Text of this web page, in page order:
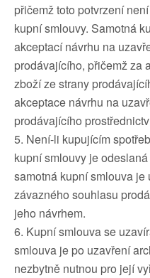
přičemž toto potvrzení
kupní smlouvy. Samotná
akceptací návrhu na
prodávajícího, přičemž za
zboží ze strany
akceptace návrhu na
prodávajícího
5. Není-li kupujícím
kupní smlouvy je
samotná kupní smlouva
závazného souhlasu
jeho návrhem.
6. Kupní smlouva se
smlouva je po uzavření
nezbytně nutnou pro její